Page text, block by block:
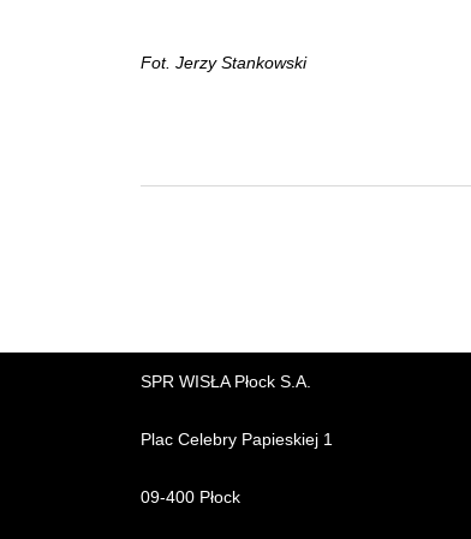
Fot. Jerzy Stankowski
SPR WISŁA Płock S.A.
Plac Celebry Papieskiej 1
09-400 Płock